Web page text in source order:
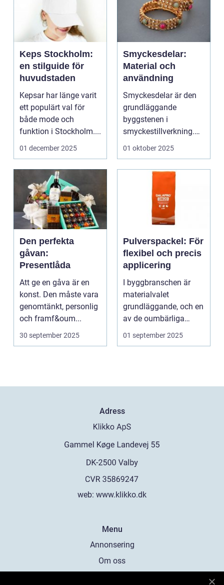
Keps Stockholm:
en stilguide för
huvudstaden
Kepsar har länge varit
ett populärt val för
både mode och
funktion i Stockholm....
01 december 2025
Smyckesdelar:
Material och
användning
Smyckesdelar är den
grundläggande
byggstenen i
smyckestillverkning.
De ger utrymme fö...
01 oktober 2025
Den perfekta
gåvan:
Presentlåda
Att ge en gåva är en
konst. Den måste vara
genomtänkt, personlig
och framf&oum...
30 september 2025
Pulverspackel: För
flexibel och precis
applicering
I byggbranschen är
materialvalet
grundläggande, och en
av de oumbärliga
komponenterna...
01 september 2025
Adress
web: www.klikko.dk
Menu
Annonsering
Om oss